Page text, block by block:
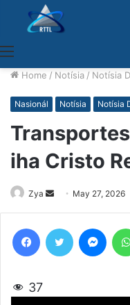
Home / Notísia / Notísia
Nasionál Notísia Notísia
iha Cristo
Zya
Send
an
email
May 27, 2026
37